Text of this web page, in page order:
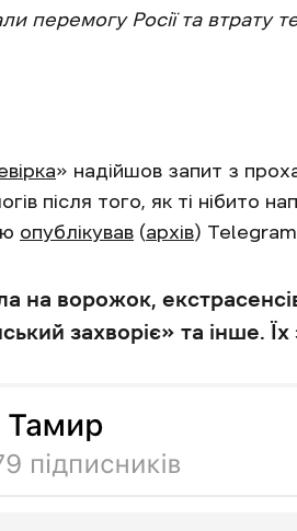
перемогу Росії та втрату
» надійшов запит з
після того, як ті нібито
опублікував (архів)
на ворожок,
захворіє» та інше.